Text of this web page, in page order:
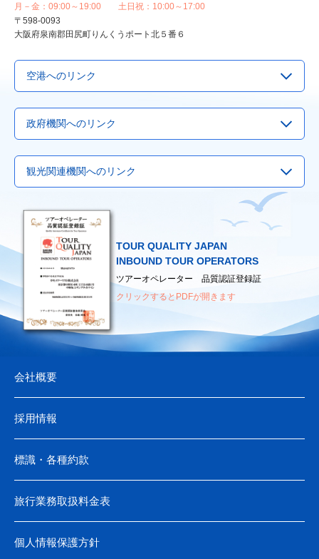
月－金：09:00～19:00 土日祝：10:00～17:00
〒598-0093
大阪府泉南郡田尻町りんくうポート北５番６
空港へのリンク
▶成田空港
▶羽田空港
▶中部国際空港
▶ 新千歳空港
政府機関へのリンク
▶Visit Japan Webサービス
▶観光庁
▶外務省
厚生労働省
（海外へ渡航されるみなさまへ）
観光関連機関へのリンク
▶日本観光振興協会
日本観光通訳協会
日本地図センター
TOUR QUALITY JAPAN
INBOUND TOUR OPERATORS
ツアーオペレーター 品質認証登録証
クリックするとPDFが開きます
会社概要
採用情報
標識・各種約款
旅行業務取扱料金表
個人情報保護方針